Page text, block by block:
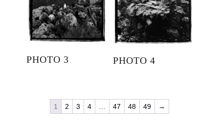
PHOTO 3 PHOTO 4
1 2 3 4 47 48 49 →